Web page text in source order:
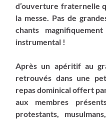
d’ouverture fraternelle
la messe. Pas de
chants
instrumental !
Après un apéritif au
retrouvés dans une
repas dominical offert
aux membres
protestants,